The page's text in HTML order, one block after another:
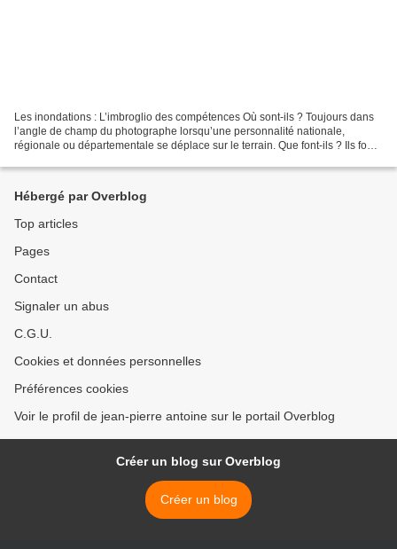
Les inondations : L’imbroglio des compétences Où sont-ils ? Toujours dans
l’angle de champ du photographe lorsqu’une personnalité nationale,
régionale ou départementale se déplace sur le terrain. Que font-ils ? Ils font
Hébergé par Overblog
Top articles
Pages
Contact
Signaler un abus
C.G.U.
Cookies et données personnelles
Préférences cookies
Voir le profil de jean-pierre antoine sur le portail Overblog
Créer un blog sur Overblog
Créer un blog